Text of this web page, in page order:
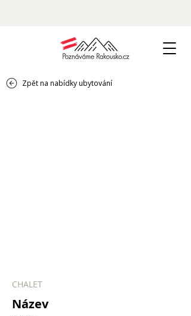
Zpět na nabídky ubytování
CHALET
Název